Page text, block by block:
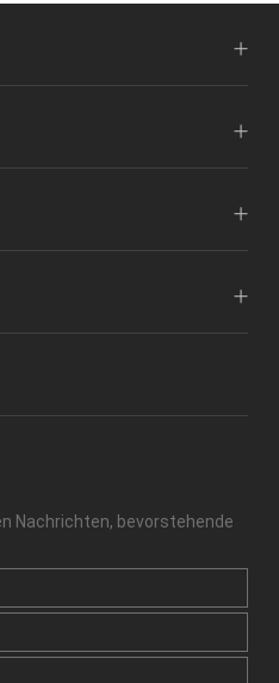
Nachrichten, bevorstehende